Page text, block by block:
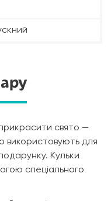
свято —
використовують для
Кульки
спеціального